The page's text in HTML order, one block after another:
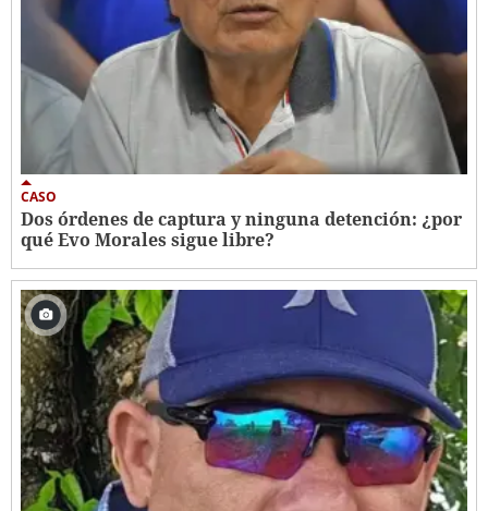
CASO
Dos órdenes de captura y ninguna detención: ¿por
qué Evo Morales sigue libre?